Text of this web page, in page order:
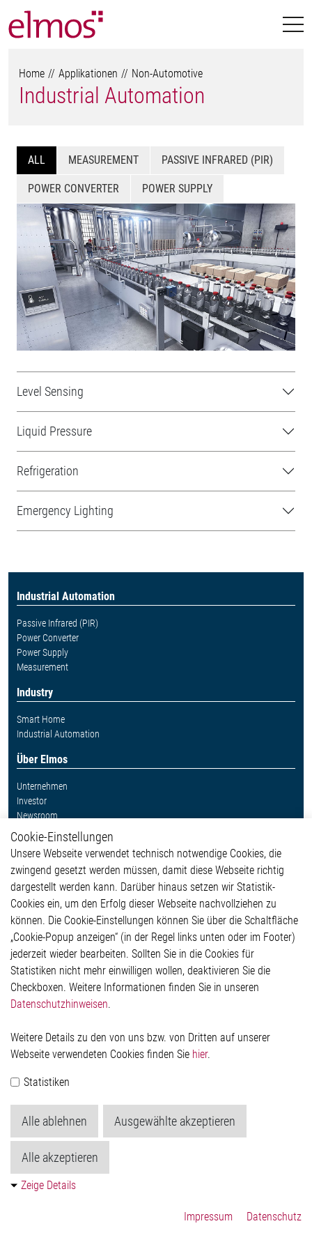
Home Applikationen Non-Automotive
Industrial Automation
ALL MEASUREMENT PASSIVE INFRARED (PIR)
POWER CONVERTER POWER SUPPLY
Level Sensing
Liquid Pressure
Refrigeration
Emergency Lighting
Industrial Automation
Passive Infrared (PIR)
Power Converter
Power Supply
Measurement
Industry
Smart Home
Industrial Automation
Über Elmos
Unternehmen
Investor
Newsroom
Weitere Links
Glossar
Kontakt
Hinweisgeberschutzsystem
Impressum
Datenschutzerklärung
Cookie-Popup anzeigen
Elmos Semiconductor SE
Werkstättenstraße 18
Telefon: +49 (0) 2171 / 40 183-0
Handelsregister:
Köln HRB 123561
Cookie-Einstellungen
Unsere Webseite verwendet technisch notwendige Cookies, die
zwingend gesetzt werden müssen, damit diese Webseite richtig
dargestellt werden kann. Darüber hinaus setzen wir Statistik-
Cookies ein, um den Erfolg dieser Webseite nachvollziehen zu
können. Die Cookie-Einstellungen können Sie über die Schaltfläche
„Cookie-Popup anzeigen“ (in der Regel links unten oder im Footer)
jederzeit wieder bearbeiten. Sollten Sie in die Cookies für
Statistiken nicht mehr einwilligen wollen, deaktivieren Sie die
Checkboxen. Weitere Informationen finden Sie in unseren
Datenschutzhinweisen.
Weitere Details zu den von uns bzw. von Dritten auf unserer
Webseite verwendeten Cookies finden Sie hier.
Statistiken
Alle ablehnen Ausgewählte akzeptieren
Alle akzeptieren
Zeige Details
Impressum Datenschutz